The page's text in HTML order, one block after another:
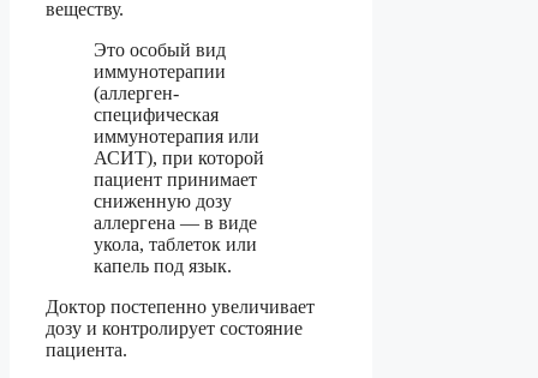
веществу.
Это особый вид
иммунотерапии
(аллерген-
специфическая
иммунотерапия или
АСИТ), при которой
пациент принимает
сниженную дозу
аллергена — в виде
укола, таблеток или
капель под язык.
Доктор постепенно увеличивает
дозу и контролирует состояние
пациента.